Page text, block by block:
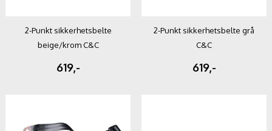
2-Punkt sikkerhetsbelte
beige/krom C&C
619,-
2-Punkt sikkerhetsbelte grå
C&C
619,-